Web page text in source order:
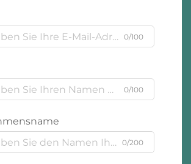
0/100
0/100
0/200